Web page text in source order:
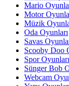
Mario
Motor
Müzik
Oda Oyunları
Savas
Scooby Doo
Spor Oyunları
Sünger Bob
Webcam